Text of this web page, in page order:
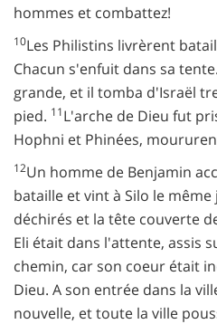
hommes et combattez!
10Les Philistins livrèrent
Chacun s'enfuit dans sa
grande, et il tomba d'Israël
pied. 11L'arche de Dieu fut
Hophni et Phinées,
12Un homme de Benjamin
bataille et vint à Silo le
déchirés et la tête couverte
Eli était dans l'attente, assis
chemin, car son coeur était
Dieu. A son entrée dans la
nouvelle, et toute la ville